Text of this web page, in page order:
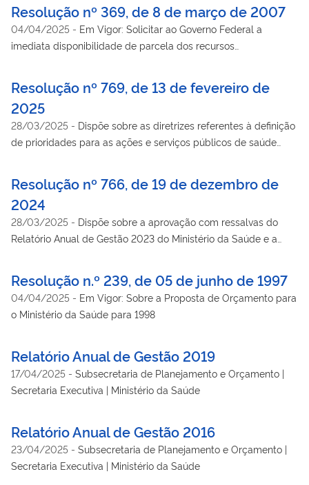
relativos às despesas com ações e serviços públicos de saúde
– outros custeios e capital, garantindo-se assim o
cumprimento do valor mínimo de aplicação nos termos da
Resolução nº 369, de 8 de março de 2007
04/04/2025 - Em Vigor: Solicitar ao Governo Federal a
imediata disponibilidade de parcela dos recursos
relativos às despesas com ações e serviços públicos de saúde
– outros custeios e capital, garantindo-se assim o
cumprimento do valor mínimo de aplicação nos termos da
Emenda Constitucional nº 29
Resolução nº 769, de 13 de fevereiro de
2025
28/03/2025 - Dispõe sobre as diretrizes referentes à definição
de prioridades para as ações e serviços públicos de saúde
União para 2026.
Resolução nº 766, de 19 de dezembro de
2024
28/03/2025 - Dispõe sobre a aprovação com ressalvas do
Relatório Anual de Gestão 2023 do Ministério da Saúde e a
Resolução n.º 239, de 05 de junho de 1997
04/04/2025 - Em Vigor: Sobre a Proposta de Orçamento para
o Ministério da Saúde para 1998
Relatório Anual de Gestão 2019
17/04/2025 - Subsecretaria de Planejamento e Orçamento |
Secretaria Executiva | Ministério da Saúde
Relatório Anual de Gestão 2016
23/04/2025 - Subsecretaria de Planejamento e Orçamento |
Secretaria Executiva | Ministério da Saúde